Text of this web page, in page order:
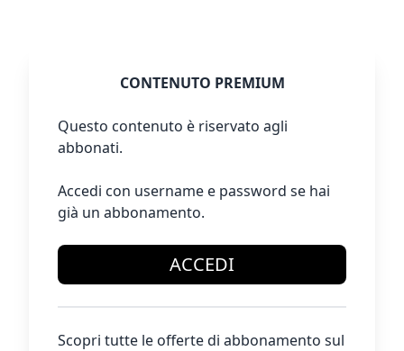
CONTENUTO PREMIUM
Questo contenuto è riservato agli
abbonati.
Accedi con username e password se hai
già un abbonamento.
ACCEDI
Scopri tutte le offerte di abbonamento sul